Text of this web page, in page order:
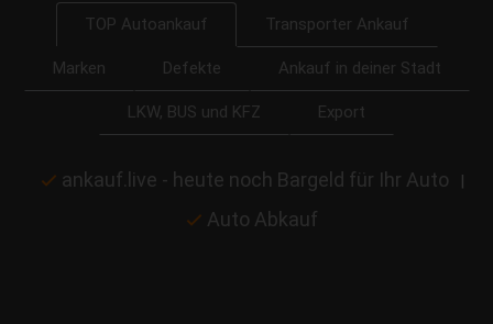
TOP Autoankauf Transporter Ankauf
Marken Defekte Ankauf in deiner Stadt
LKW, BUS und KFZ Export
ankauf.live - heute noch Bargeld für Ihr Auto |
Auto Abkauf